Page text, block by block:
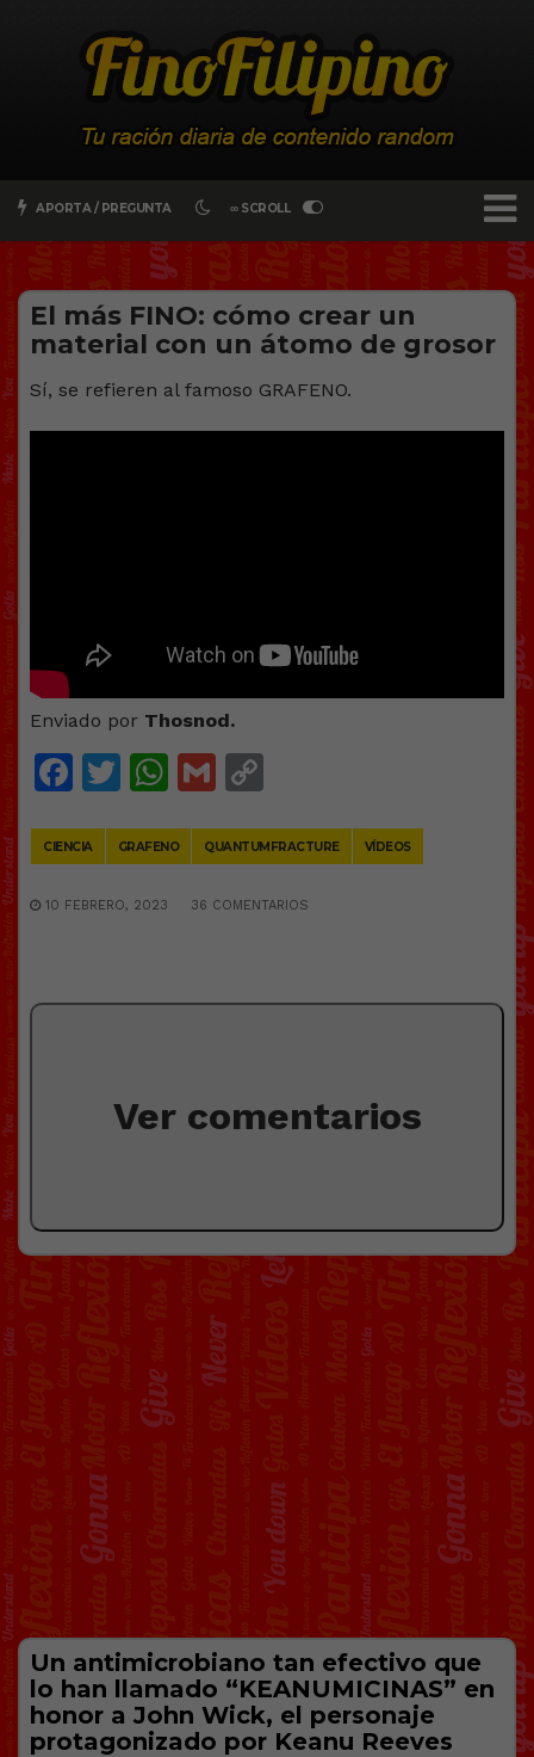
APORTA / PREGUNTA ∞ SCROLL
El más FINO: cómo crear un
material con un átomo de grosor
Sí, se refieren al famoso GRAFENO.
Enviado por Thosnod.
Facebook
Twitter
WhatsApp
Gmail
CIENCIA GRAFENO QUANTUMFRACTURE VÍDEOS
10 FEBRERO, 2023 36 COMENTARIOS
Ver comentarios
Un antimicrobiano tan efectivo que
lo han llamado “KEANUMICINAS” en
honor a John Wick, el personaje
protagonizado por Keanu Reeves